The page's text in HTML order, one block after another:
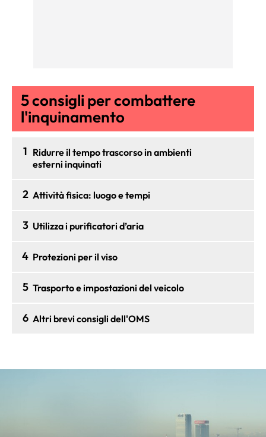
5 consigli per combattere
l'inquinamento
1 Ridurre il tempo trascorso in ambienti
esterni inquinati
2 Attività fisica: luogo e tempi
3 Utilizza i purificatori d’aria
4 Protezioni per il viso
5 Trasporto e impostazioni del veicolo
6 Altri brevi consigli dell'OMS